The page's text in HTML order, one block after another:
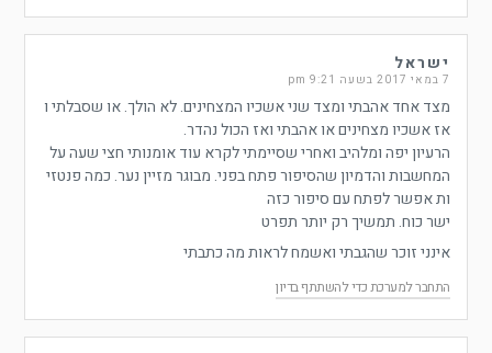
ישראל
7 במאי 2017 בשעה 9:21 pm
מצד אחד אהבתי ומצד שני אשכיו המצחינים. לא הולך. או שסבלתי ו
אז אשכיו מצחינים או אהבתי ואז הכול נהדר.
הרעיון יפה ומלהיב ואחרי שסיימתי לקרא עוד אומנותי חצי שעה על
המחשבות והדמיון שהסיפור פתח בפני. מבוגר מזיין נער. כמה פנטזי
ות אפשר לפתח עם סיפור כזה
ישר כוח. תמשיך רק יותר תפרט
אינני זוכר שהגבתי ואשמח לראות מה כתבתי
התחבר למערכת כדי להשתתף בדיון